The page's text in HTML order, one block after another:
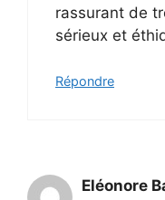
rassurant de
sérieux et
Répondre
Eléonore